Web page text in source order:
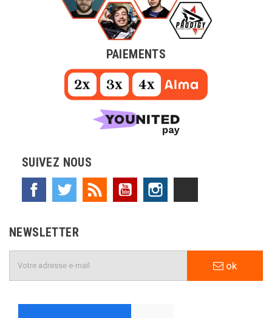
PAIEMENTS
SUIVEZ NOUS
Facebook Twitter Rss YouTube
NEWSLETTER
ok